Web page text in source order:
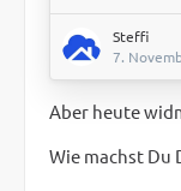
Steffi
7.
Aber heute
Wie machst Du